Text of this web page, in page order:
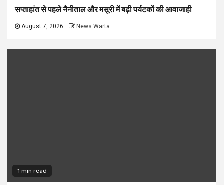
सप्ताहांत से पहले नैनीताल और मसूरी में बढ़ी पर्यटकों की आवाजाही
August 7, 2026 News Warta
1 min read